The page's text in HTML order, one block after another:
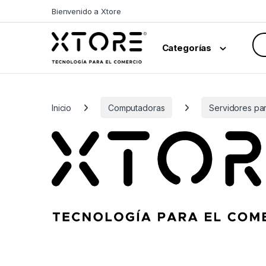
Bienvenido a Xtore
Categorías
Inicio Computadoras Servidores